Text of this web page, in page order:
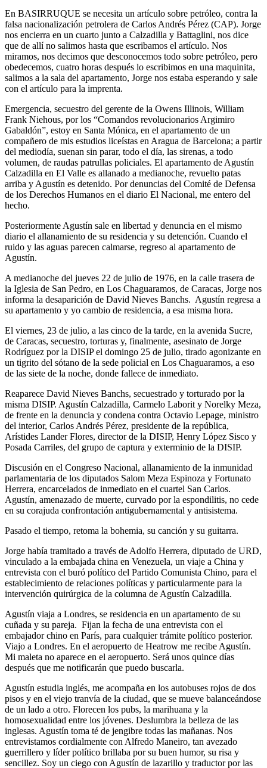
En BASIRRUQUE se necesita un artículo sobre petróleo, contra la
falsa nacionalización petrolera de Carlos Andrés Pérez (CAP). Jorge
nos encierra en un cuarto junto a Calzadilla y Battaglini, nos dice
que de allí no salimos hasta que escribamos el artículo. Nos
miramos, nos decimos que desconocemos todo sobre petróleo, pero
obedecemos, cuatro horas después lo escribimos en una maquinita,
salimos a la sala del apartamento, Jorge nos estaba esperando y sale
con el artículo para la imprenta.
Emergencia, secuestro del gerente de la Owens Illinois, William
Frank Niehous, por los “Comandos revolucionarios Argimiro
Gabaldón”, estoy en Santa Mónica, en el apartamento de un
compañero de mis estudios liceístas en Aragua de Barcelona; a partir
del mediodía, suenan sin parar, todo el día, las sirenas, a todo
volumen, de raudas patrullas policiales. El apartamento de Agustín
Calzadilla en El Valle es allanado a medianoche, revuelto patas
arriba y Agustín es detenido. Por denuncias del Comité de Defensa
de los Derechos Humanos en el diario El Nacional, me entero del
hecho.
Posteriormente Agustín sale en libertad y denuncia en el mismo
diario el allanamiento de su residencia y su detención. Cuando el
ruido y las aguas parecen calmarse, regreso al apartamento de
Agustín.
A medianoche del jueves 22 de julio de 1976, en la calle trasera de
la Iglesia de San Pedro, en Los Chaguaramos, de Caracas, Jorge nos
informa la desaparición de David Nieves Banchs. Agustín regresa a
su apartamento y yo cambio de residencia, a esa misma hora.
El viernes, 23 de julio, a las cinco de la tarde, en la avenida Sucre,
de Caracas, secuestro, torturas y, finalmente, asesinato de Jorge
Rodríguez por la DISIP el domingo 25 de julio, tirado agonizante en
un tigrito del sótano de la sede policial en Los Chaguaramos, a eso
de las siete de la noche, donde fallece de inmediato.
Reaparece David Nieves Banchs, secuestrado y torturado por la
misma DISIP. Agustín Calzadilla, Carmelo Laborit y Norelky Meza,
de frente en la denuncia y condena contra Octavio Lepage, ministro
del interior, Carlos Andrés Pérez, presidente de la república,
Arístides Lander Flores, director de la DISIP, Henry López Sisco y
Posada Carriles, del grupo de captura y exterminio de la DISIP.
Discusión en el Congreso Nacional, allanamiento de la inmunidad
parlamentaria de los diputados Salom Meza Espinoza y Fortunato
Herrera, encarcelados de inmediato en el cuartel San Carlos.
Agustín, amenazado de muerte, curvado por la espondilitis, no cede
en su corajuda confrontación antigubernamental y antisistema.
Pasado el tiempo, retoma la bohemia, su canción y su guitarra.
Jorge había tramitado a través de Adolfo Herrera, diputado de URD,
vinculado a la embajada china en Venezuela, un viaje a China y
entrevista con el buró político del Partido Comunista Chino, para el
establecimiento de relaciones políticas y particularmente para la
intervención quirúrgica de la columna de Agustín Calzadilla.
Agustín viaja a Londres, se residencia en un apartamento de su
cuñada y su pareja. Fijan la fecha de una entrevista con el
embajador chino en París, para cualquier trámite político posterior.
Viajo a Londres. En el aeropuerto de Heatrow me recibe Agustín.
Mi maleta no aparece en el aeropuerto. Será unos quince días
después que me notificarán que puedo buscarla.
Agustín estudia inglés, me acompaña en los autobuses rojos de dos
pisos y en el viejo tranvía de la ciudad, que se mueve balanceándose
de un lado a otro. Florecen los pubs, la marihuana y la
homosexualidad entre los jóvenes. Deslumbra la belleza de las
inglesas. Agustín toma té de jengibre todas las mañanas. Nos
entrevistamos cordialmente con Alfredo Maneiro, tan avezado
guerrillero y líder político brillaba por su buen humor, su risa y
sencillez. Soy un ciego con Agustín de lazarillo y traductor por las